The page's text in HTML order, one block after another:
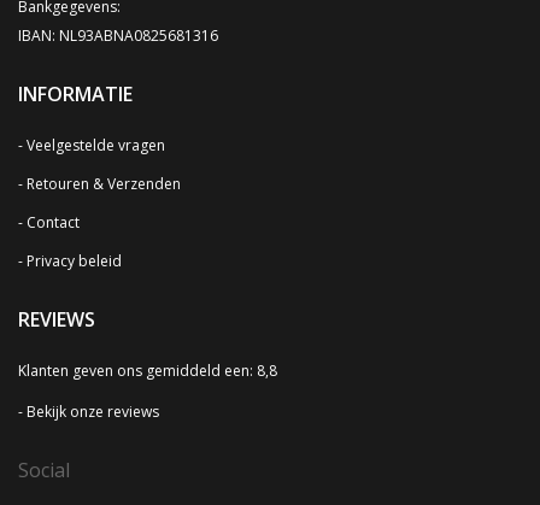
Bankgegevens:
IBAN: NL93ABNA0825681316
INFORMATIE
Veelgestelde vragen
Retouren & Verzenden
Contact
Privacy beleid
REVIEWS
Klanten geven ons gemiddeld een: 8,8
Bekijk onze reviews
Social